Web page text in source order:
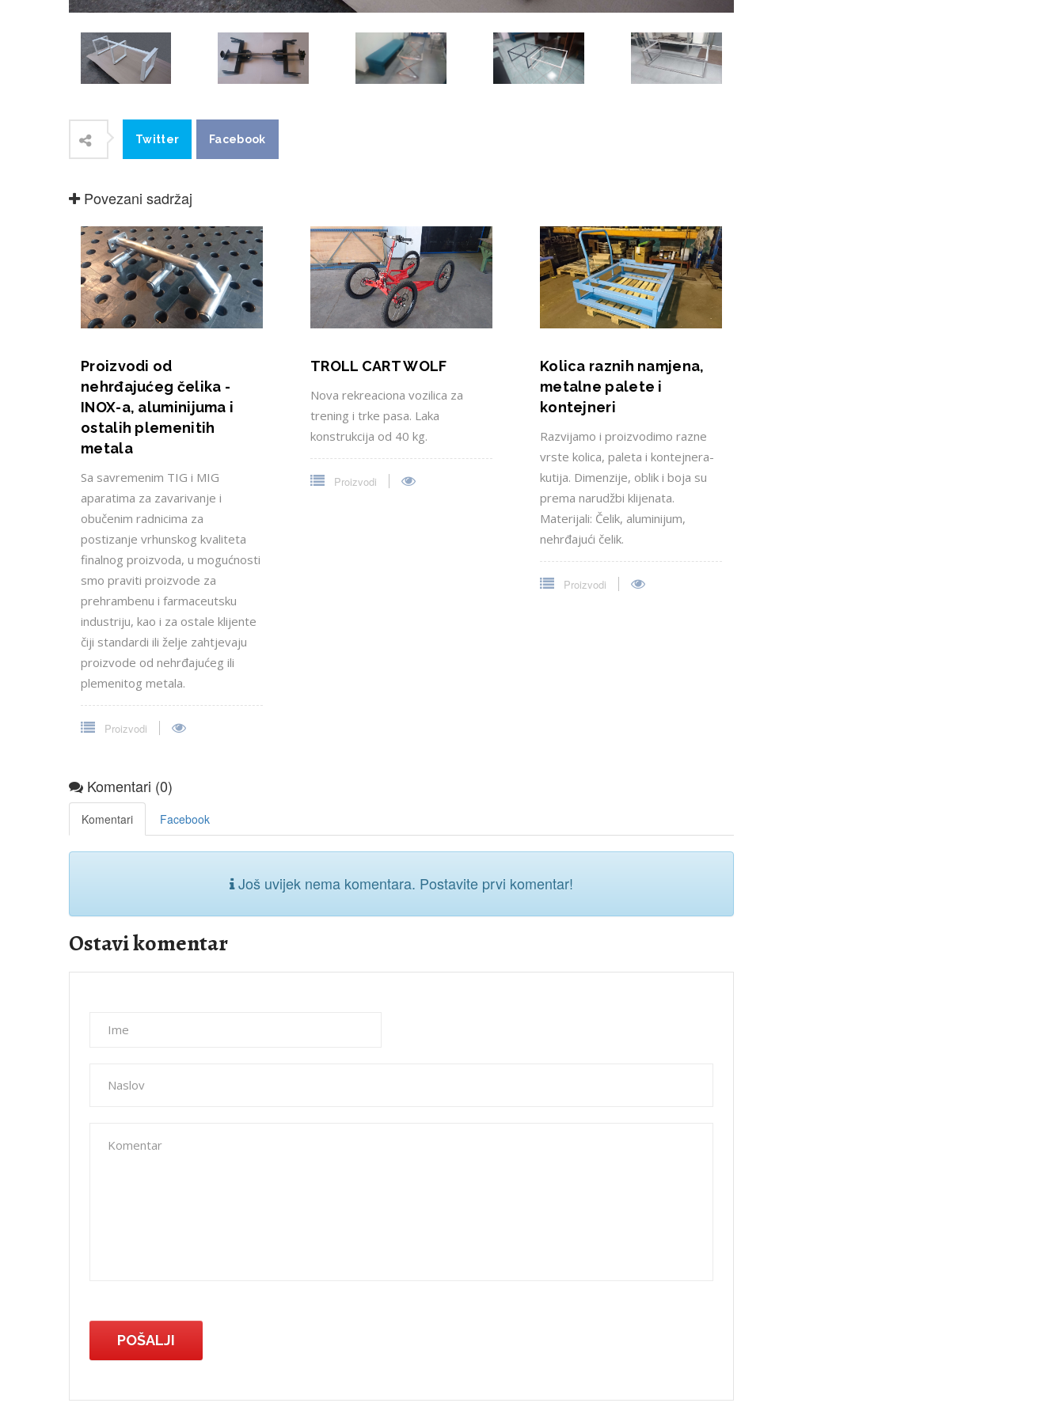
Twitter Facebook
Povezani sadržaj
Proizvodi od
nehrđajućeg čelika -
INOX-a, aluminijuma i
ostalih plemenitih
metala
Sa savremenim TIG i MIG
aparatima za zavarivanje i
obučenim radnicima za
postizanje vrhunskog kvaliteta
finalnog proizvoda, u mogućnosti
smo praviti proizvode za
prehrambenu i farmaceutsku
industriju, kao i za ostale klijente
čiji standardi ili želje zahtjevaju
proizvode od nehrđajućeg ili
plemenitog metala.
Proizvodi
TROLL CART WOLF
Nova rekreaciona vozilica za
trening i trke pasa. Laka
konstrukcija od 40 kg.
Proizvodi
Kolica raznih namjena,
metalne palete i
kontejneri
Razvijamo i proizvodimo razne
vrste kolica, paleta i kontejnera-
kutija. Dimenzije, oblik i boja su
prema narudžbi klijenata.
Materijali: Čelik, aluminijum,
nehrđajući čelik.
Proizvodi
Komentari (0)
Komentari Facebook
Još uvijek nema komentara. Postavite prvi komentar!
Ostavi komentar